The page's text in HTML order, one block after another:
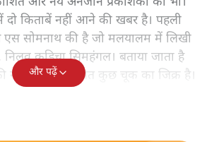
किताबें नहीं आने की खबर है। पहली
एस सोमनाथ की है जो मलयालम में लिखी
कुडिचा सिमहंगल। बताया जाता है
नाकामी से संबंधित कुछ चूक का जिक्र है।
और पढ़ें